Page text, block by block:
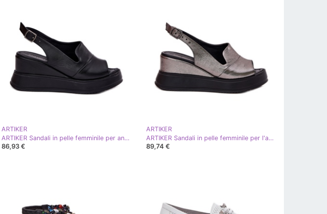
ARTIKER
ARTIKER Sandali in pelle femminile per ancoraggio Artker 52C0484 Nero
86,93 €
ARTIKER
ARTIKER Sandali in pelle femminile per l'antico artistiio 54C0402 Grafite argento
89,74 €